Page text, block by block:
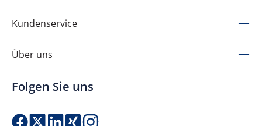
Kundenservice
Über uns
Folgen Sie uns